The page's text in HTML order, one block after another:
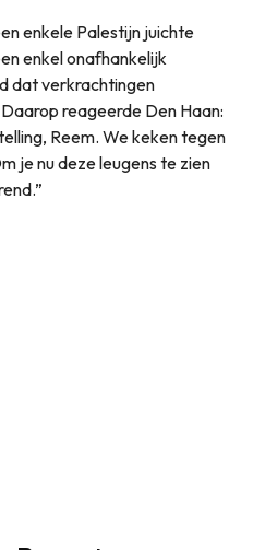
enkele Palestijn juichte
enkel onafhankelijk
dat verkrachtingen
reageerde Den Haan:
Reem. We keken tegen
je nu deze leugens te zien